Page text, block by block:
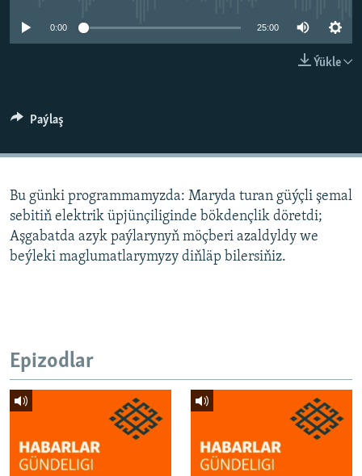
0:00 25:00
Ýükle
Paýlaş
Bu günki programmamyzda: Maryda turan güýçli şemal
sebitiň elektrik üpjünçiliginde bökdençlik döretdi;
Aşgabatda azyk paýlarynyň möçberi azaldyldy we
beýleki maglumatlarymyzy diňläp bilersiňiz.
Epizodlar